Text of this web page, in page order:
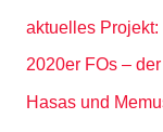
aktuelles
2020er FOs –
Hasas und